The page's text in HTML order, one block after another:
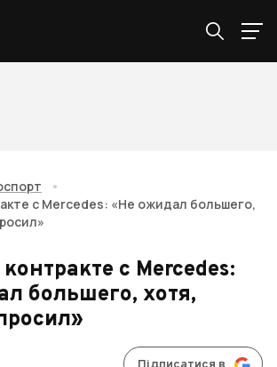
•
с Mercedes: «Не ожидал большего,
с Mercedes:
большего, хотя,